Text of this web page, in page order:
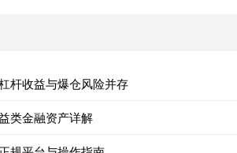
杆收益与爆仓风险并存
类金融资产详解